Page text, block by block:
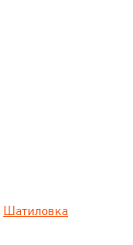
Шатиловка